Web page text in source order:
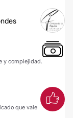
y complejidad.
que vale